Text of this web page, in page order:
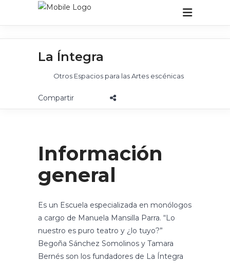
La Íntegra
Otros Espacios para las Artes escénicas
Información
general
Es un Escuela especializada en monólogos
a cargo de Manuela Mansilla Parra. “Lo
nuestro es puro teatro y ¿lo tuyo?”
Begoña Sánchez Somolinos y Tamara
Bernés son los fundadores de La Íntegra